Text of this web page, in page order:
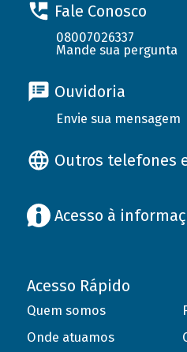
Fale Conosco
08007026337
Mande sua pergunta
Ouvidoria
Envie sua mensagem
Outros telefones
Acesso à
Acesso Rápido
Quem somos
Onde atuamos